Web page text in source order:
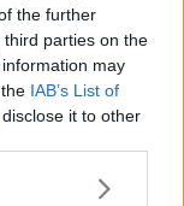
the further
parties on the
may
IAB’s List of
it to other
anche una
la vittima
del ballatoio sul
dei quadri per poi